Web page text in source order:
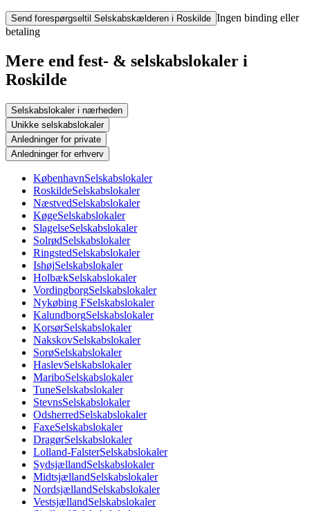
Send forespørgsel til Selskabskælderen i Roskilde Ingen binding eller
betaling
Mere end fest- & selskabslokaler i
Roskilde
Selskabslokaler i nærheden
Unikke selskabslokaler
Anledninger for private
Anledninger for erhverv
KøbenhavnSelskabslokaler
RoskildeSelskabslokaler
NæstvedSelskabslokaler
KøgeSelskabslokaler
SlagelseSelskabslokaler
SolrødSelskabslokaler
RingstedSelskabslokaler
IshøjSelskabslokaler
HolbækSelskabslokaler
VordingborgSelskabslokaler
Nykøbing FSelskabslokaler
KalundborgSelskabslokaler
KorsørSelskabslokaler
NakskovSelskabslokaler
SorøSelskabslokaler
HaslevSelskabslokaler
MariboSelskabslokaler
TuneSelskabslokaler
StevnsSelskabslokaler
OdsherredSelskabslokaler
FaxeSelskabslokaler
DragørSelskabslokaler
Lolland-FalsterSelskabslokaler
SydsjællandSelskabslokaler
MidtsjællandSelskabslokaler
NordsjællandSelskabslokaler
VestsjællandSelskabslokaler